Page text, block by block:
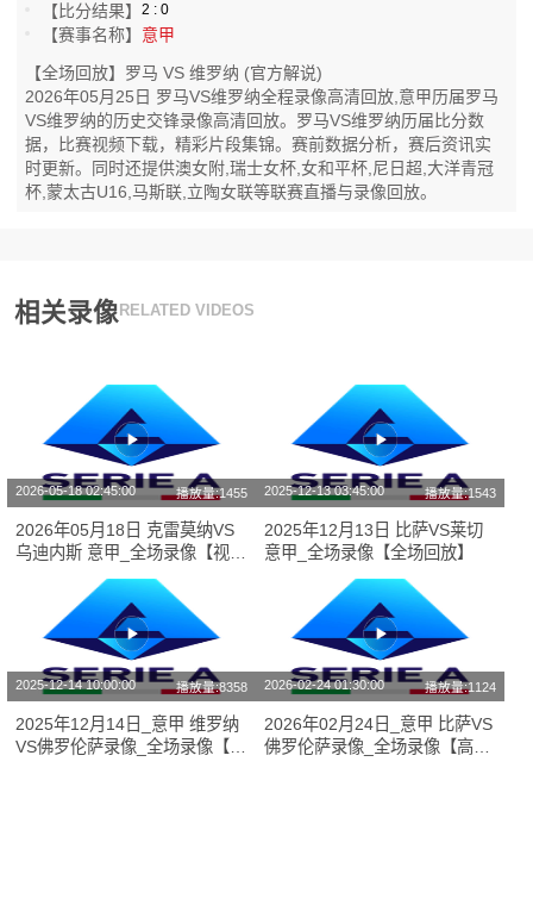
【比分结果】2 : 0
【赛事名称】 意甲
【全场回放】罗马 VS 维罗纳 (官方解说)
2026年05月25日 罗马VS维罗纳全程录像高清回放,意甲历届罗马
VS维罗纳的历史交锋录像高清回放。罗马VS维罗纳历届比分数
据，比赛视频下载，精彩片段集锦。赛前数据分析，赛后资讯实
时更新。同时还提供澳女附,瑞士女杯,女和平杯,尼日超,大洋青冠
杯,蒙太古U16,马斯联,立陶女联等联赛直播与录像回放。
相关录像 RELATED VIDEOS
2026-05-18 02:45:00 播放量:1455
2026年05月18日 克雷莫纳VS
乌迪内斯 意甲_全场录像【视频
2025-12-13 03:45:00 播放量:1543
2025年12月13日 比萨VS莱切
意甲_全场录像【全场回放】
2025-12-14 10:00:00 播放量:8358
2025年12月14日_意甲 维罗纳
VS佛罗伦萨录像_全场录像【全
2026-02-24 01:30:00 播放量:1124
2026年02月24日_意甲 比萨VS
佛罗伦萨录像_全场录像【高清